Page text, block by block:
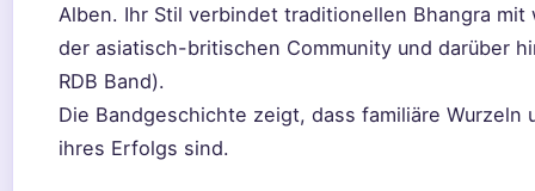
Alben. Ihr Stil verbindet traditionellen Bhangra
der asiatisch-britischen Community und darüber
RDB Band).
Die Bandgeschichte zeigt, dass familiäre
ihres Erfolgs sind.